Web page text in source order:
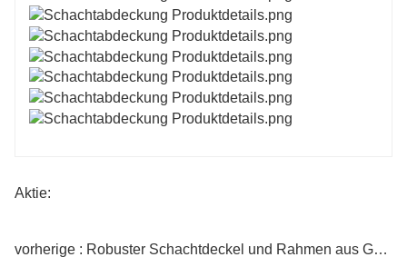
Aktie:
vorherige : Robuster Schachtdeckel und Rahmen aus Gusseisen